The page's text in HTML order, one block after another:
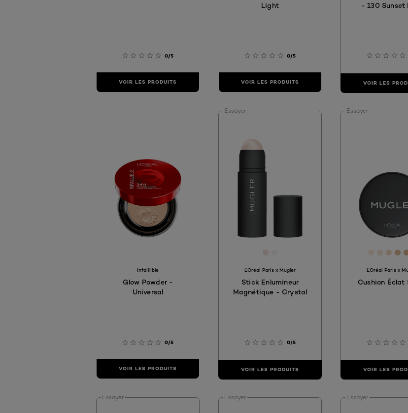
0/5
VOIR LES PRODUITS
Light
0/5
VOIR LES PRODUITS
- 130 Sunset
VOIR LES
Infaillible
Glow Powder -
Universal
0/5
VOIR LES PRODUITS
Essayer
L'Oréal Paris x Mugler
Stick Enlumineur
Magnétique - Crystal
0/5
VOIR LES PRODUITS
Essayer
[Color]:
L'Oréal Paris x
Cushion Éclat
VOIR LES
Essayer Essayer Essayer